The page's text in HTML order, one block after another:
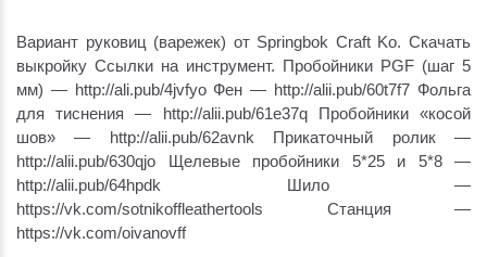
Вариант руковиц (варежек) от Springbok Craft Ko. Скачать
выкройку Ссылки на инструмент. Пробойники PGF (шаг 5
мм) — http://ali.pub/4jvfyo Фен — http://alii.pub/60t7f7 Фольга
для тиснения — http://alii.pub/61e37q Пробойники «косой
шов» — http://alii.pub/62avnk Прикаточный ролик —
http://alii.pub/630qjo Щелевые пробойники 5*25 и 5*8 —
http://alii.pub/64hpdk Шило —
https://vk.com/sotnikoffleathertools Станция —
https://vk.com/oivanovff